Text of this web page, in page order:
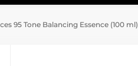
95 Tone Balancing Essence (100 ml)